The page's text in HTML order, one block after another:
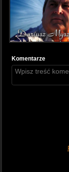
Komentarze